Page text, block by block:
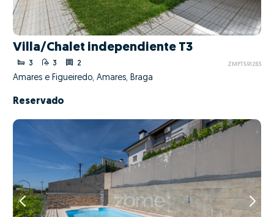
Villa/Chalet independiente T3
3 3 2 ZMPT591283
Amares e Figueiredo, Amares, Braga
Reservado